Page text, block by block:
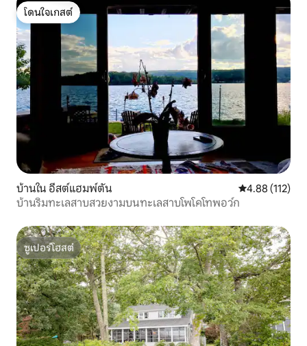
โดนใจเกสต์
โดนใจเกสต์
บ้านใน อีสต์แฮมพ์ตัน คะแนนเฉลี่ย
4.88 (112)
บ้านริมทะเลสาบสวยงามบนทะเลสาบโพโคโทพอว์ก
ซูเปอร์โฮสต์
ซูเปอร์โฮสต์